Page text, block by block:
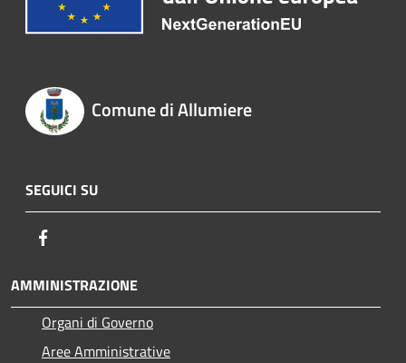
Comune di Allumiere
SEGUICI SU
AMMINISTRAZIONE
Organi di Governo
Aree Amministrative